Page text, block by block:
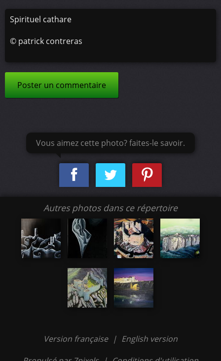
Spirituel cathare
© patrick contreras
Poster un commentaire
Vous aimez cette photo? faites-le savoir.
Autres photos dans ce répertoire
Version française | English version